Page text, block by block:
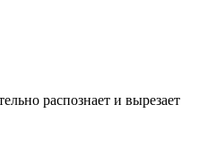
распознает и вырезает